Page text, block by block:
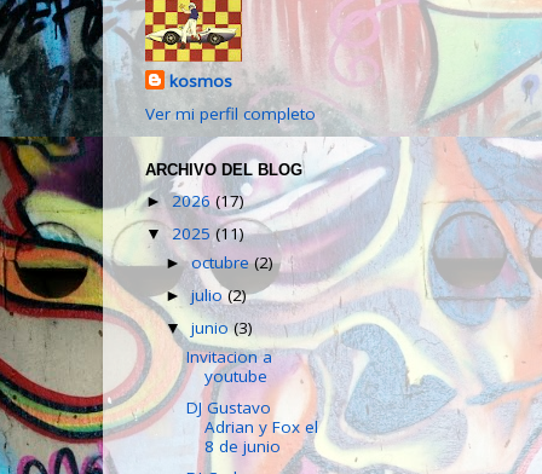
kosmos
Ver mi perfil completo
ARCHIVO DEL BLOG
► 2026(17)
▼ 2025(11)
►octubre(2)
►julio(2)
▼junio(3)
Invitacion a
youtube
DJ Gustavo
Adrian y Fox el
8 de junio